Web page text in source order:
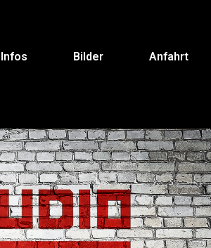
Infos Bilder Anfahrt